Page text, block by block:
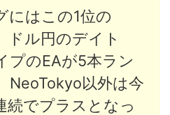
にはこの1位の
ドル円のデイト
プのEAが5本ラン
NeoTokyo以外は今
続でプラスとなっ